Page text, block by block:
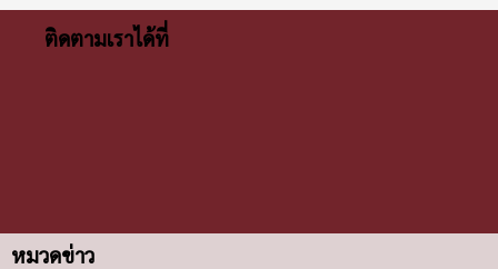
ติดตามเราได้ที่
หมวดข่าว